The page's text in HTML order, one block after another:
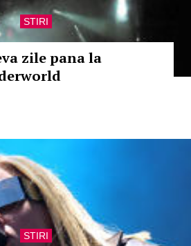
STIRI
zile pana la
STIRI